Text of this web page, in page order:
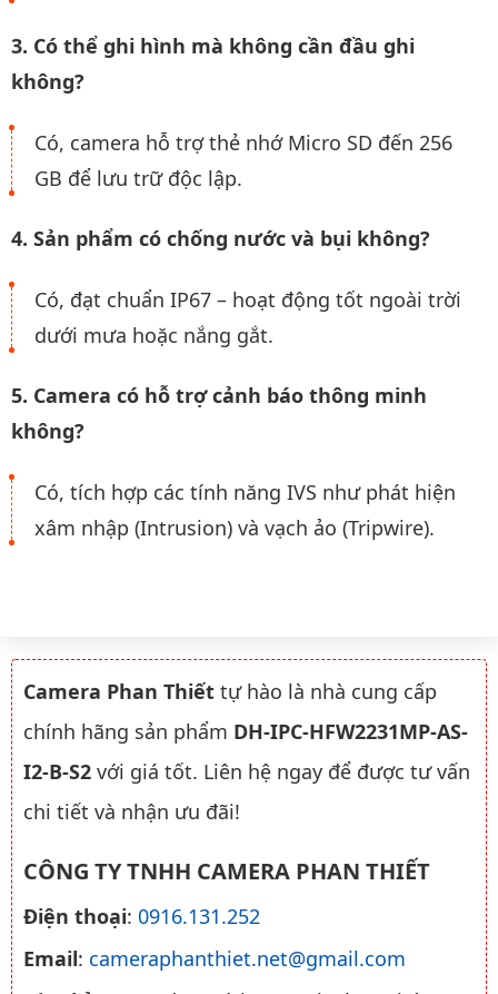
3. Có thể ghi hình mà không cần đầu ghi
không?
Có, camera hỗ trợ thẻ nhớ Micro SD đến 256
GB để lưu trữ độc lập.
4. Sản phẩm có chống nước và bụi không?
Có, đạt chuẩn IP67 – hoạt động tốt ngoài trời
dưới mưa hoặc nắng gắt.
5. Camera có hỗ trợ cảnh báo thông minh
không?
Có, tích hợp các tính năng IVS như phát hiện
xâm nhập (Intrusion) và vạch ảo (Tripwire).
Camera Phan Thiết tự hào là nhà cung cấp
chính hãng sản phẩm DH-IPC-HFW2231MP-AS-
I2-B-S2 với giá tốt. Liên hệ ngay để được tư vấn
chi tiết và nhận ưu đãi!
CÔNG TY TNHH CAMERA PHAN THIẾT
Điện thoại: 0916.131.252
Email: cameraphanthiet.net@gmail.com